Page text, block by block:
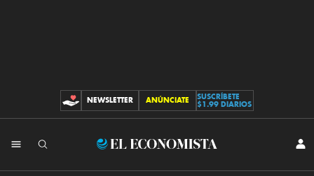
CONTRIBUCIONES
NEWSLETTER ANÚNCIATE
SUSCRÍBETE
$1.99 DIARIOS
El